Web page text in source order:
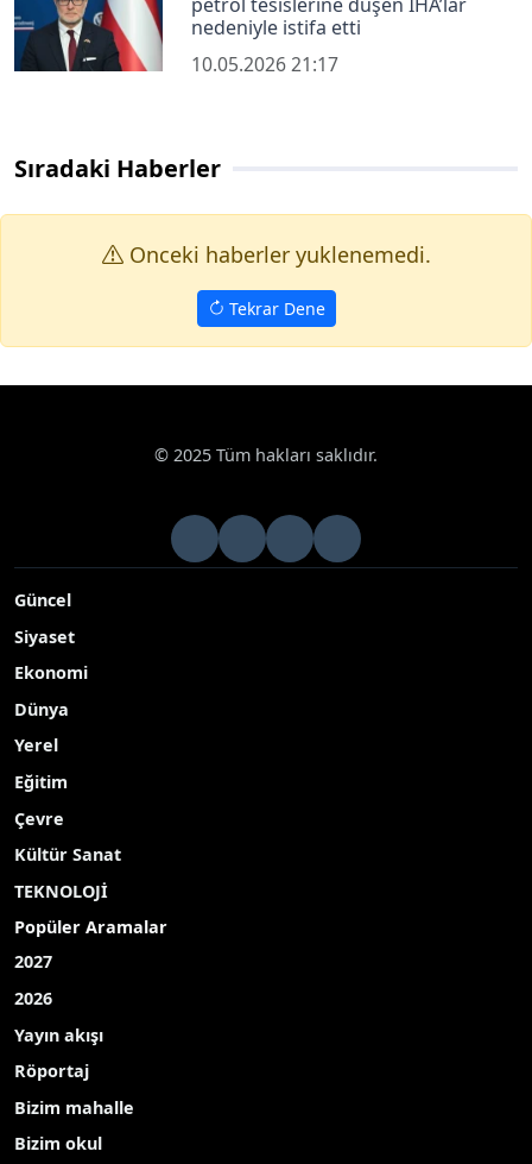
nedeniyle istifa etti
10.05.2026 21:17
Sıradaki Haberler
Onceki haberler yuklenemedi.
Tekrar Dene
Siyaset Başkan Hallaç uluslararası sempozyuma
Adıyaman’ın Kahta ilçe Belediye Başkanı Mehmet Can Hallaç
buluşmaya ev sahipliği yaptı
Yayınlanma Tarihi: 11.05.2026 09:54
Adıyaman’ın Kahta ilçe Belediye Başkanı Mehmet